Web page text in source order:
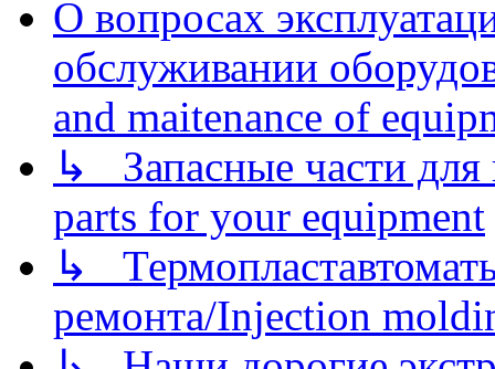
О вопросах
обслуживании
and maitenance of
↳ Запасные части для
parts for your equipment
↳
ремонта/Injection